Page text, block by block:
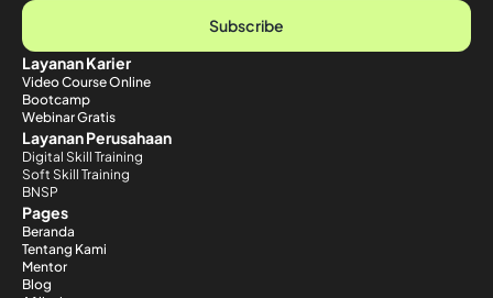
Subscribe
Layanan Karier
Video Course Online
Bootcamp
Webinar Gratis
Layanan Perusahaan
Digital Skill Training
Soft Skill Training
BNSP
Pages
Beranda
Tentang Kami
Mentor
Blog